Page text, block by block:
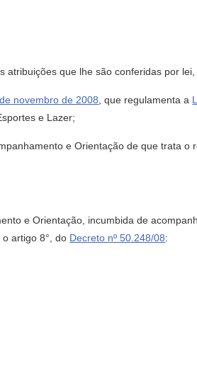
atribuições que lhe são conferidas por lei,
novembro de 2008 , que regulamenta a
e Lazer;
e Orientação de que trata
e Orientação, incumbida de
artigo 8°, do Decreto nº 50.248/08: